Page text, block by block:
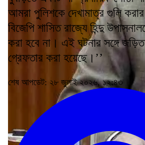
আমরা পুলিশকে দেখামাত্র গুলি করার
বিজেপি শাসিত রাজ্যে হিন্দু
করা হবে না। এই ঘটনার সঙ্গে
গ্রেফতার করা হয়েছে।’’
শেষ আপডেট: ২৮ জুলাই ২০২৬, ১২:৪৩